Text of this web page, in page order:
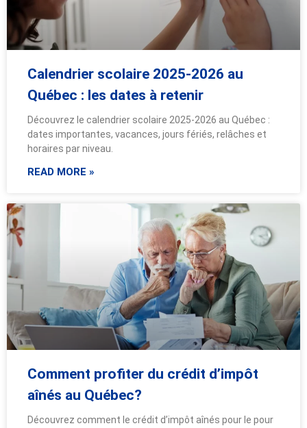
Calendrier scolaire 2025-2026 au
Québec : les dates à retenir
Découvrez le calendrier scolaire 2025-2026 au Québec :
dates importantes, vacances, jours fériés, relâches et
horaires par niveau.
READ MORE »
Comment profiter du crédit d’impôt
aînés au Québec?
Découvrez comment le crédit d’impôt aînés pour le pour